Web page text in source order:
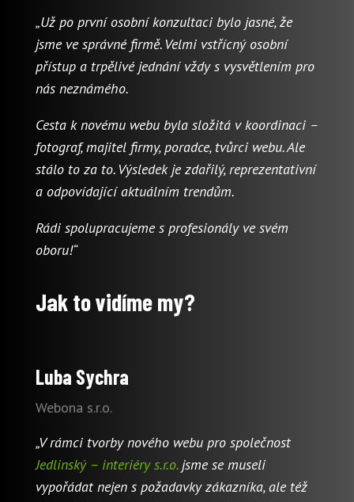
„Už po první osobní konzultaci bylo jasné, že
jsme ve správné firmě. Velmi vstřícný osobní
přístup a trpělivé jednání vždy s vysvětlením pro
nás neznámého.
Cesta k novému webu byla složitá v koordinaci –
fotograf, majitel firmy, poradce, tvůrci webu. Ale
stálo to za to. Výsledek je zdařilý, reprezentativní
a odpovídající aktuálním trendům.
Rádi spolupracujeme s profesionály ve svém
oboru!“
Jak to vidíme my?
Luba Sychra
Webona s.r.o.
„V rámci tvorby nového webu pro společnost
Jedlinský – interiéry s.r.o.jsme se museli
vypořádat nejen s požadavky zákazníka, ale též